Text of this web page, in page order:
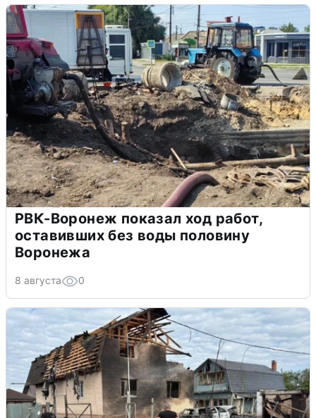
РВК-Воронеж показал ход работ,
оставивших без воды половину
Воронежа
8 августа 0